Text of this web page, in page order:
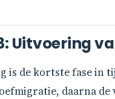
Uitvoering
is de kortste fase in
daarna